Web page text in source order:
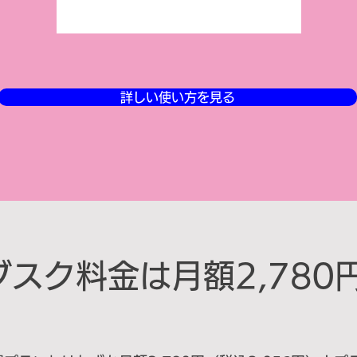
詳しい使い方を見る
スク料金は月額2,780